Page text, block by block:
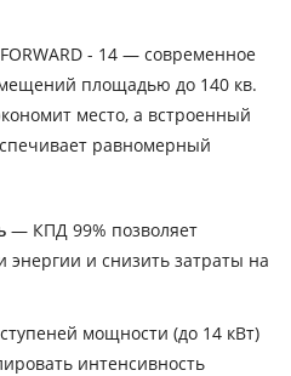
- 14 — современное
площадью до 140 кв.
место, а встроенный
равномерный
— КПД 99% позволяет
и снизить затраты на
мощности (до 14 кВт)
интенсивность